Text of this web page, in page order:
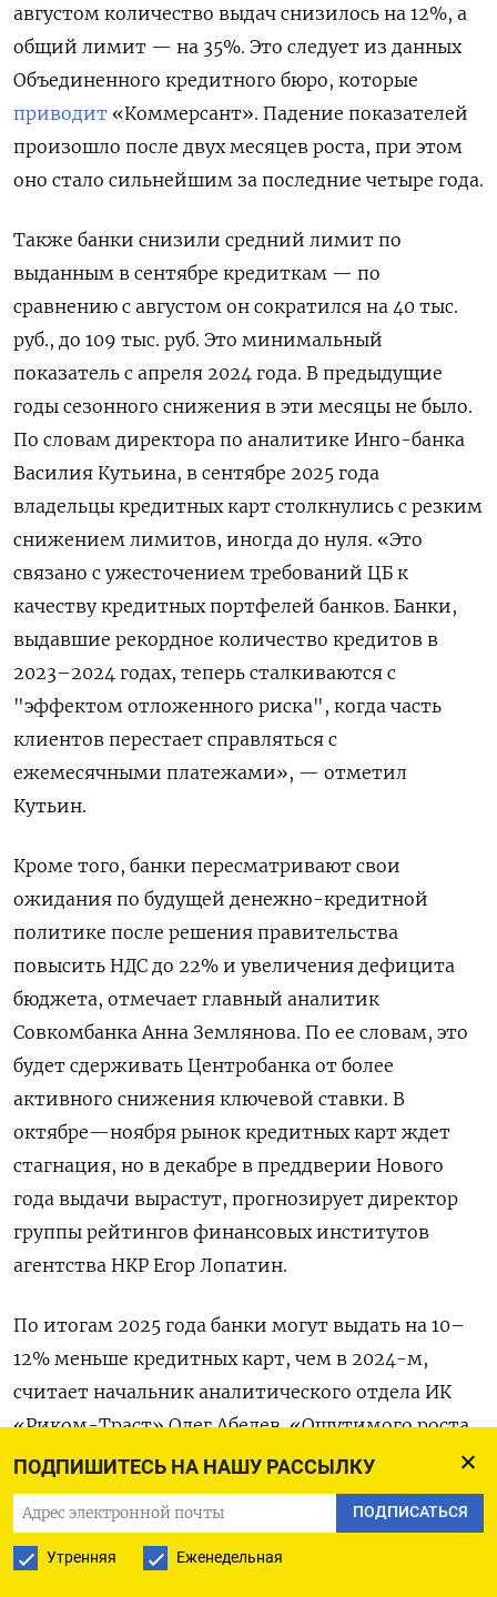
ПОДПИШИТЕСЬ НА НАШУ РАССЫЛКУ
ПОДПИСАТЬСЯ
Утренняя Еженедельная
августом количество выдач снизилось на 12%, а
общий лимит — на 35%. Это следует из данных
Объединенного кредитного бюро, которые
приводит «Коммерсант». Падение показателей
произошло после двух месяцев роста, при этом
оно стало сильнейшим за последние четыре года.
Также банки снизили средний лимит по
выданным в сентябре кредиткам — по
сравнению с августом он сократился на 40 тыс.
руб., до 109 тыс. руб. Это минимальный
показатель с апреля 2024 года. В предыдущие
годы сезонного снижения в эти месяцы не было.
По словам директора по аналитике Инго-банка
Василия Кутьина, в сентябре 2025 года
владельцы кредитных карт столкнулись с резким
снижением лимитов, иногда до нуля. «Это
связано с ужесточением требований ЦБ к
качеству кредитных портфелей банков. Банки,
выдавшие рекордное количество кредитов в
2023–2024 годах, теперь сталкиваются с
"эффектом отложенного риска", когда часть
клиентов перестает справляться с
ежемесячными платежами», — отметил
Кутьин.
Кроме того, банки пересматривают свои
ожидания по будущей денежно-кредитной
политике после решения правительства
повысить НДС до 22% и увеличения дефицита
бюджета, отмечает главный аналитик
Совкомбанка Анна Землянова. По ее словам, это
будет сдерживать Центробанка от более
активного снижения ключевой ставки. В
октябре—ноября рынок кредитных карт ждет
стагнация, но в декабре в преддверии Нового
года выдачи вырастут, прогнозирует директор
группы рейтингов финансовых институтов
агентства НКР Егор Лопатин.
По итогам 2025 года банки могут выдать на 10–
12% меньше кредитных карт, чем в 2024-м,
считает начальник аналитического отдела ИК
«Риком-Траст» Олег Абелев. «Ощутимого роста
карточного сегмента мы не ожидаем до момента
ослабления макропруденциальных мер
регулятора и заметного понижения уровня
ставок», — заключил директор группы